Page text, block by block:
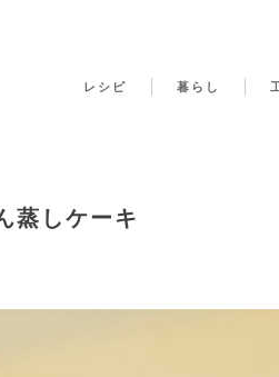
レシピ 暮らし
蒸しケーキ